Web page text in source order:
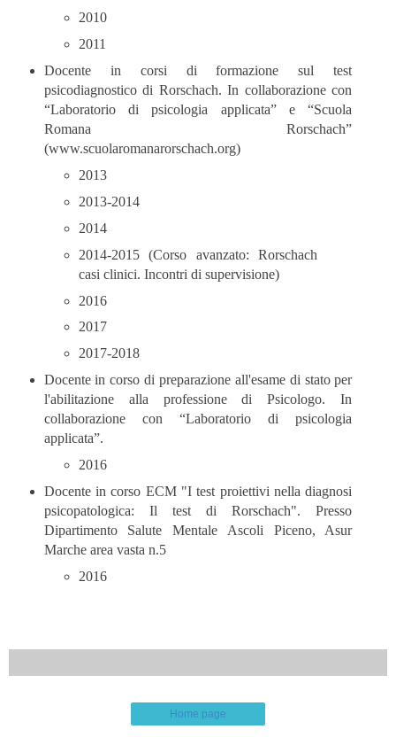
2010
2011
Docente in corsi di formazione sul test
psicodiagnostico di Rorschach. In collaborazione con
“Laboratorio di psicologia applicata” e “Scuola
Romana Rorschach”
(www.scuolaromanarorschach.org)
2013
2013-2014
2014
2014-2015 (Corso avanzato: Rorschach
casi clinici. Incontri di supervisione)
2016
2017
2017-2018
Docente in corso di preparazione all'esame di stato per
l'abilitazione alla professione di Psicologo. In
collaborazione con “Laboratorio di psicologia
applicata”.
2016
Docente in corso ECM "I test proiettivi nella diagnosi
psicopatologica: Il test di Rorschach". Presso
Dipartimento Salute Mentale Ascoli Piceno, Asur
Marche area vasta n.5
2016
Home page